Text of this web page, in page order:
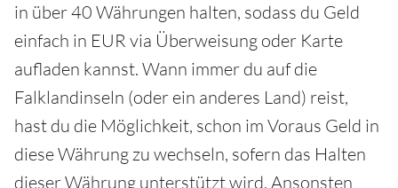
in über 40 Währungen halten, sodass du Geld
einfach in EUR via Überweisung oder Karte
aufladen kannst. Wann immer du auf die
Falklandinseln (oder ein anderes Land) reist,
hast du die Möglichkeit, schon im Voraus Geld in
diese Währung zu wechseln, sofern das Halten
dieser Währung unterstützt wird. Ansonsten